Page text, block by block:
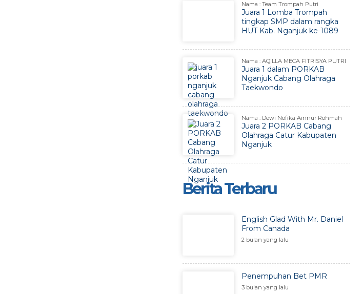
Nama : Team Trompah Putri
Juara 1 Lomba Trompah
tingkap SMP dalam rangka
HUT Kab. Nganjuk ke-1089
Nama : AQILLA MECA FITRISYA PUTRI
Juara 1 dalam PORKAB
Nganjuk Cabang Olahraga
Taekwondo
Nama : Dewi Nofika Ainnur Rohmah
Juara 2 PORKAB Cabang
Olahraga Catur Kabupaten
Nganjuk
Berita Terbaru
English Glad With Mr. Daniel
From Canada
2 bulan yang lalu
Penempuhan Bet PMR
3 bulan yang lalu